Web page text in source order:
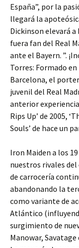
España”, por la
llegará la
Dickinson elevará a
fuera fan del Real
ante el Bayern. ”.
Torres: Formado
Barcelona, el
juvenil del Real
anterior
Rips Up’ de 2005,
Souls’ de hace un
Iron Maiden a los
nuestros rivales del
de carrocería
abandonando la
como variante de
Atlántico
surgimiento de
Manowar, Savatage